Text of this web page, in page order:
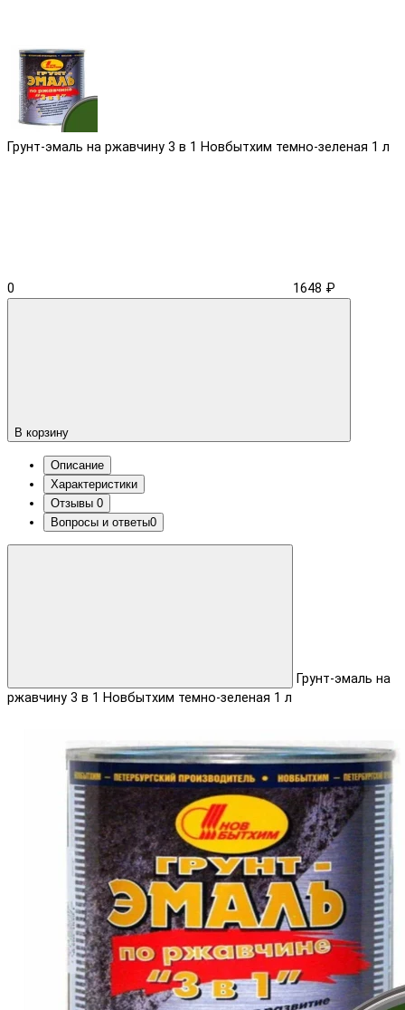
Грунт-эмаль на ржавчину 3 в 1 Новбытхим темно-зеленая 1 л
0 1648 ₽
В корзину
Описание
Характеристики
Отзывы 0
Вопросы и ответы0
Грунт-эмаль на
ржавчину 3 в 1 Новбытхим темно-зеленая 1 л